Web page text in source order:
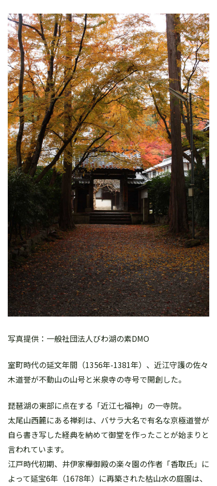
写真提供：一般社団法人びわ湖の素DMO
室町時代の延文年間（1356年-1381年）、近江守護の佐々
木道誉が不動山の山号と米泉寺の寺号で開創した。
琵琶湖の東部に点在する「近江七福神」の一寺院。
太尾山西麓にある禅刹は、バサラ大名で有名な京極道誉が
自ら書き写した経典を納めて御堂を作ったことが始まりと
言われています。
江戸時代初期、井伊家欅御殿の楽々園の作者「香取氏」に
よって延宝6年（1678年）に再築された枯山水の庭園は、